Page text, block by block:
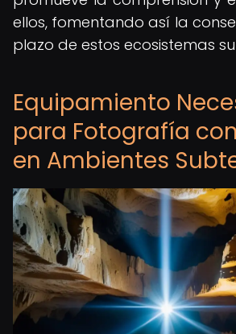
ellos, fomentando así la
plazo de estos ecosistemas
Equipamiento
para Fotografía
en Ambientes